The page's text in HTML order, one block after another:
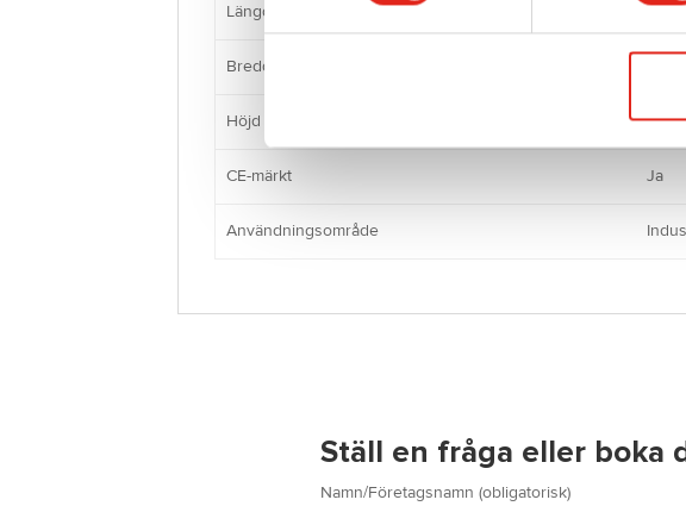
Längd 1186
Bredd
Höjd 1220
CE-märkt Ja
Användningsområde
Ställ en fråga eller boka
Namn/Företagsnamn (obligatorisk)